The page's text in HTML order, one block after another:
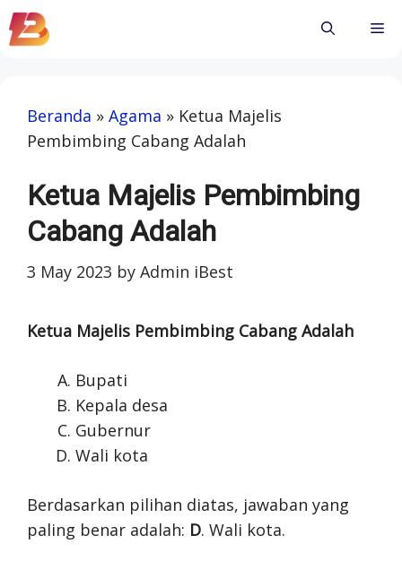
Skip
to
Beranda » Agama » Ketua Majelis
Pembimbing Cabang Adalah
Ketua Majelis Pembimbing
Cabang Adalah
3 May 2023 by Admin iBest
Ketua Majelis Pembimbing Cabang Adalah
Bupati
Kepala desa
Gubernur
Wali kota
Berdasarkan pilihan diatas, jawaban yang
paling benar adalah: D. Wali kota.